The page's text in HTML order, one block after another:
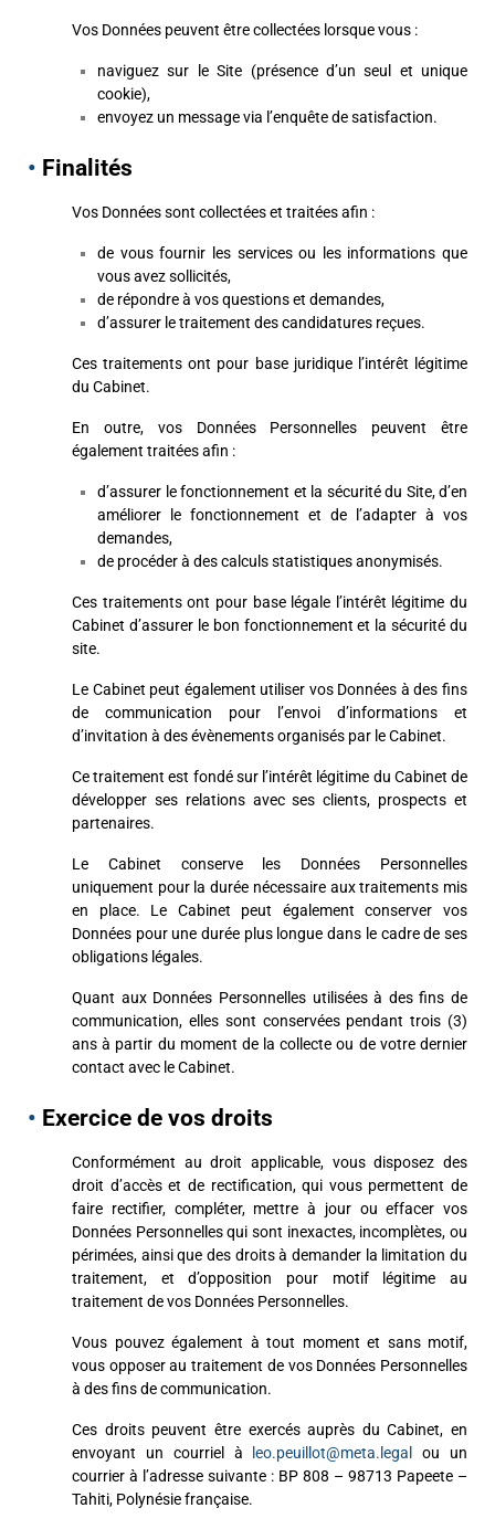
Vos Données peuvent être collectées lorsque vous :
naviguez sur le Site (présence d’un seul et unique
cookie),
envoyez un message via l’enquête de satisfaction.
• Finalités
Vos Données sont collectées et traitées afin :
de vous fournir les services ou les informations que
vous avez sollicités,
de répondre à vos questions et demandes,
d’assurer le traitement des candidatures reçues.
Ces traitements ont pour base juridique l’intérêt légitime
du Cabinet.
En outre, vos Données Personnelles peuvent être
également traitées afin :
d’assurer le fonctionnement et la sécurité du Site, d’en
améliorer le fonctionnement et de l’adapter à vos
demandes,
de procéder à des calculs statistiques anonymisés.
Ces traitements ont pour base légale l’intérêt légitime du
Cabinet d’assurer le bon fonctionnement et la sécurité du
site.
Le Cabinet peut également utiliser vos Données à des fins
de communication pour l’envoi d’informations et
d’invitation à des évènements organisés par le Cabinet.
Ce traitement est fondé sur l’intérêt légitime du Cabinet de
développer ses relations avec ses clients, prospects et
partenaires.
Le Cabinet conserve les Données Personnelles
uniquement pour la durée nécessaire aux traitements mis
en place. Le Cabinet peut également conserver vos
Données pour une durée plus longue dans le cadre de ses
obligations légales.
Quant aux Données Personnelles utilisées à des fins de
communication, elles sont conservées pendant trois (3)
ans à partir du moment de la collecte ou de votre dernier
contact avec le Cabinet.
• Exercice de vos droits
Conformément au droit applicable, vous disposez des
droit d’accès et de rectification, qui vous permettent de
faire rectifier, compléter, mettre à jour ou effacer vos
Données Personnelles qui sont inexactes, incomplètes, ou
périmées, ainsi que des droits à demander la limitation du
traitement, et d’opposition pour motif légitime au
traitement de vos Données Personnelles.
Vous pouvez également à tout moment et sans motif,
vous opposer au traitement de vos Données Personnelles
à des fins de communication.
Ces droits peuvent être exercés auprès du Cabinet, en
envoyant un courriel à
leo.peuillot@meta.legal
ou un
courrier à l’adresse suivante : BP 808 – 98713 Papeete –
Tahiti, Polynésie française.